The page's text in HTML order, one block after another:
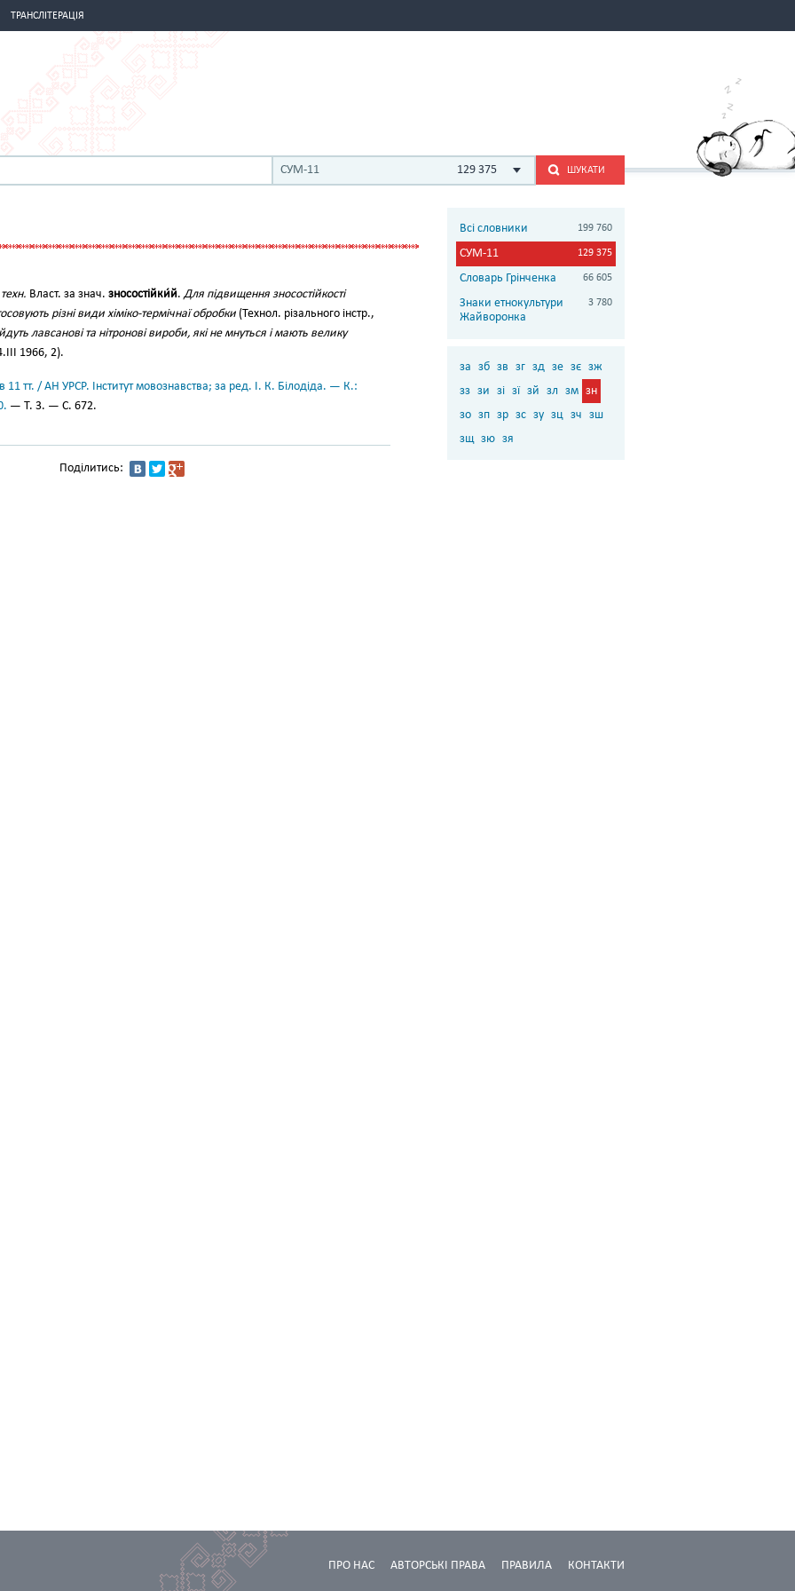
ТРАНСЛІТЕРАЦІЯ
СУМ-11 129 375 ШУКАТИ
Власт. за знач. зносостійки́й.Для підвищення зносостійкості
різні види хіміко-термічнаї обробки (Технол. різального інстр.,
лавсанові та нітронові вироби, які не мнуться і мають велику
1966, 2).
11 тт. / АН УРСР. Інститут мовознавства; за ред. І. К. Білодіда. — К.:
— Т. 3. — С. 672.
Поділитись:
Всі словники 199 760
СУМ-11 129 375
Словарь Грінченка 66 605
Знаки етнокультури
Жайворонка
3 780
за зб зв зг зд зе зє зж
зз зи зі зї зй зл зм зн
зо зп зр зс зу зц зч зш
зщ зю зя
КОНТАКТИ
ПРАВИЛА
АВТОРСЬКІ ПРАВА
ПРО НАС